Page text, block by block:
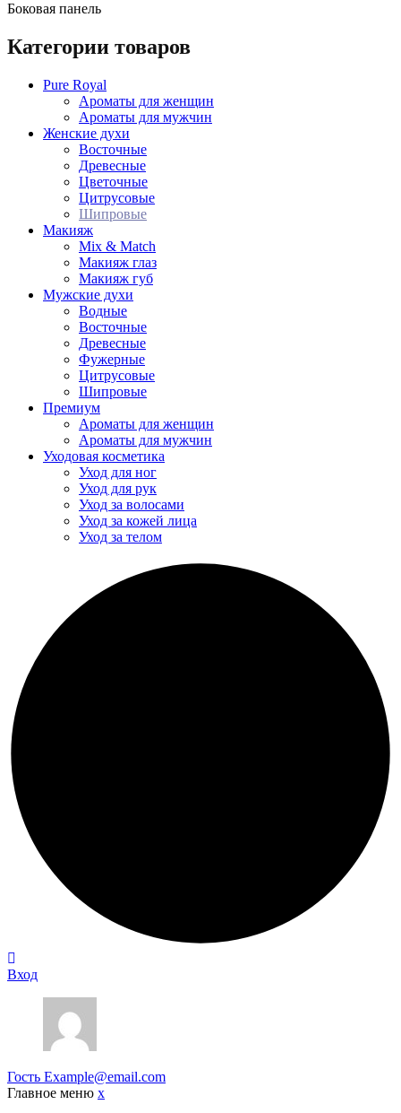
Боковая панель
Категории товаров
Pure Royal
Ароматы для женщин
Ароматы для мужчин
Женские духи
Восточные
Древесные
Цветочные
Цитрусовые
Шипровые
Макияж
Mix & Match
Макияж глаз
Макияж губ
Мужские духи
Водные
Восточные
Древесные
Фужерные
Цитрусовые
Шипровые
Премиум
Ароматы для женщин
Ароматы для мужчин
Уходовая косметика
Уход для ног
Уход для рук
Уход за волосами
Уход за кожей лица
Уход за телом
Вход
Гость Example@email.com
Главное меню x